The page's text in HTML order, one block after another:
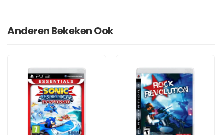
Anderen Bekeken Ook